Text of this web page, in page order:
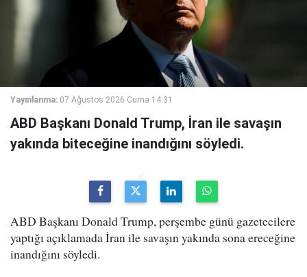
Yayınlanma: 07 Ağustos 2026 Cuma 14:31
ABD Başkanı Donald Trump, İran ile savaşın
yakında biteceğine inandığını söyledi.
ABD Başkanı Donald Trump, perşembe günü gazetecilere
yaptığı açıklamada İran ile savaşın yakında sona ereceğine
inandığını söyledi.